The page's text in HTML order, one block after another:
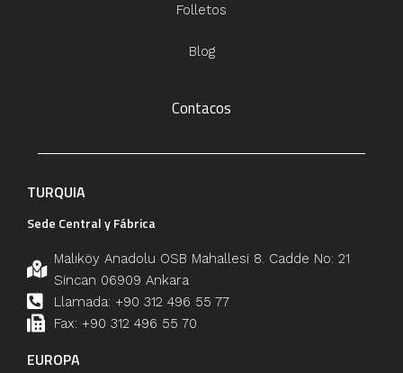
Folletos
Blog
Contacos
TURQUIA
Sede Central y Fábrica
Malıköy Anadolu OSB Mahallesi 8. Cadde No: 21
Sincan 06909 Ankara
Llamada: +90 312 496 55 77
Fax: +90 312 496 55 70
EUROPA